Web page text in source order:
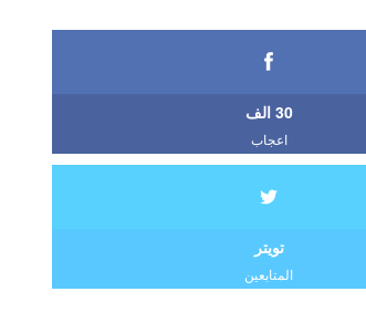
30 الف
اعجاب
تويتر
المتابعين